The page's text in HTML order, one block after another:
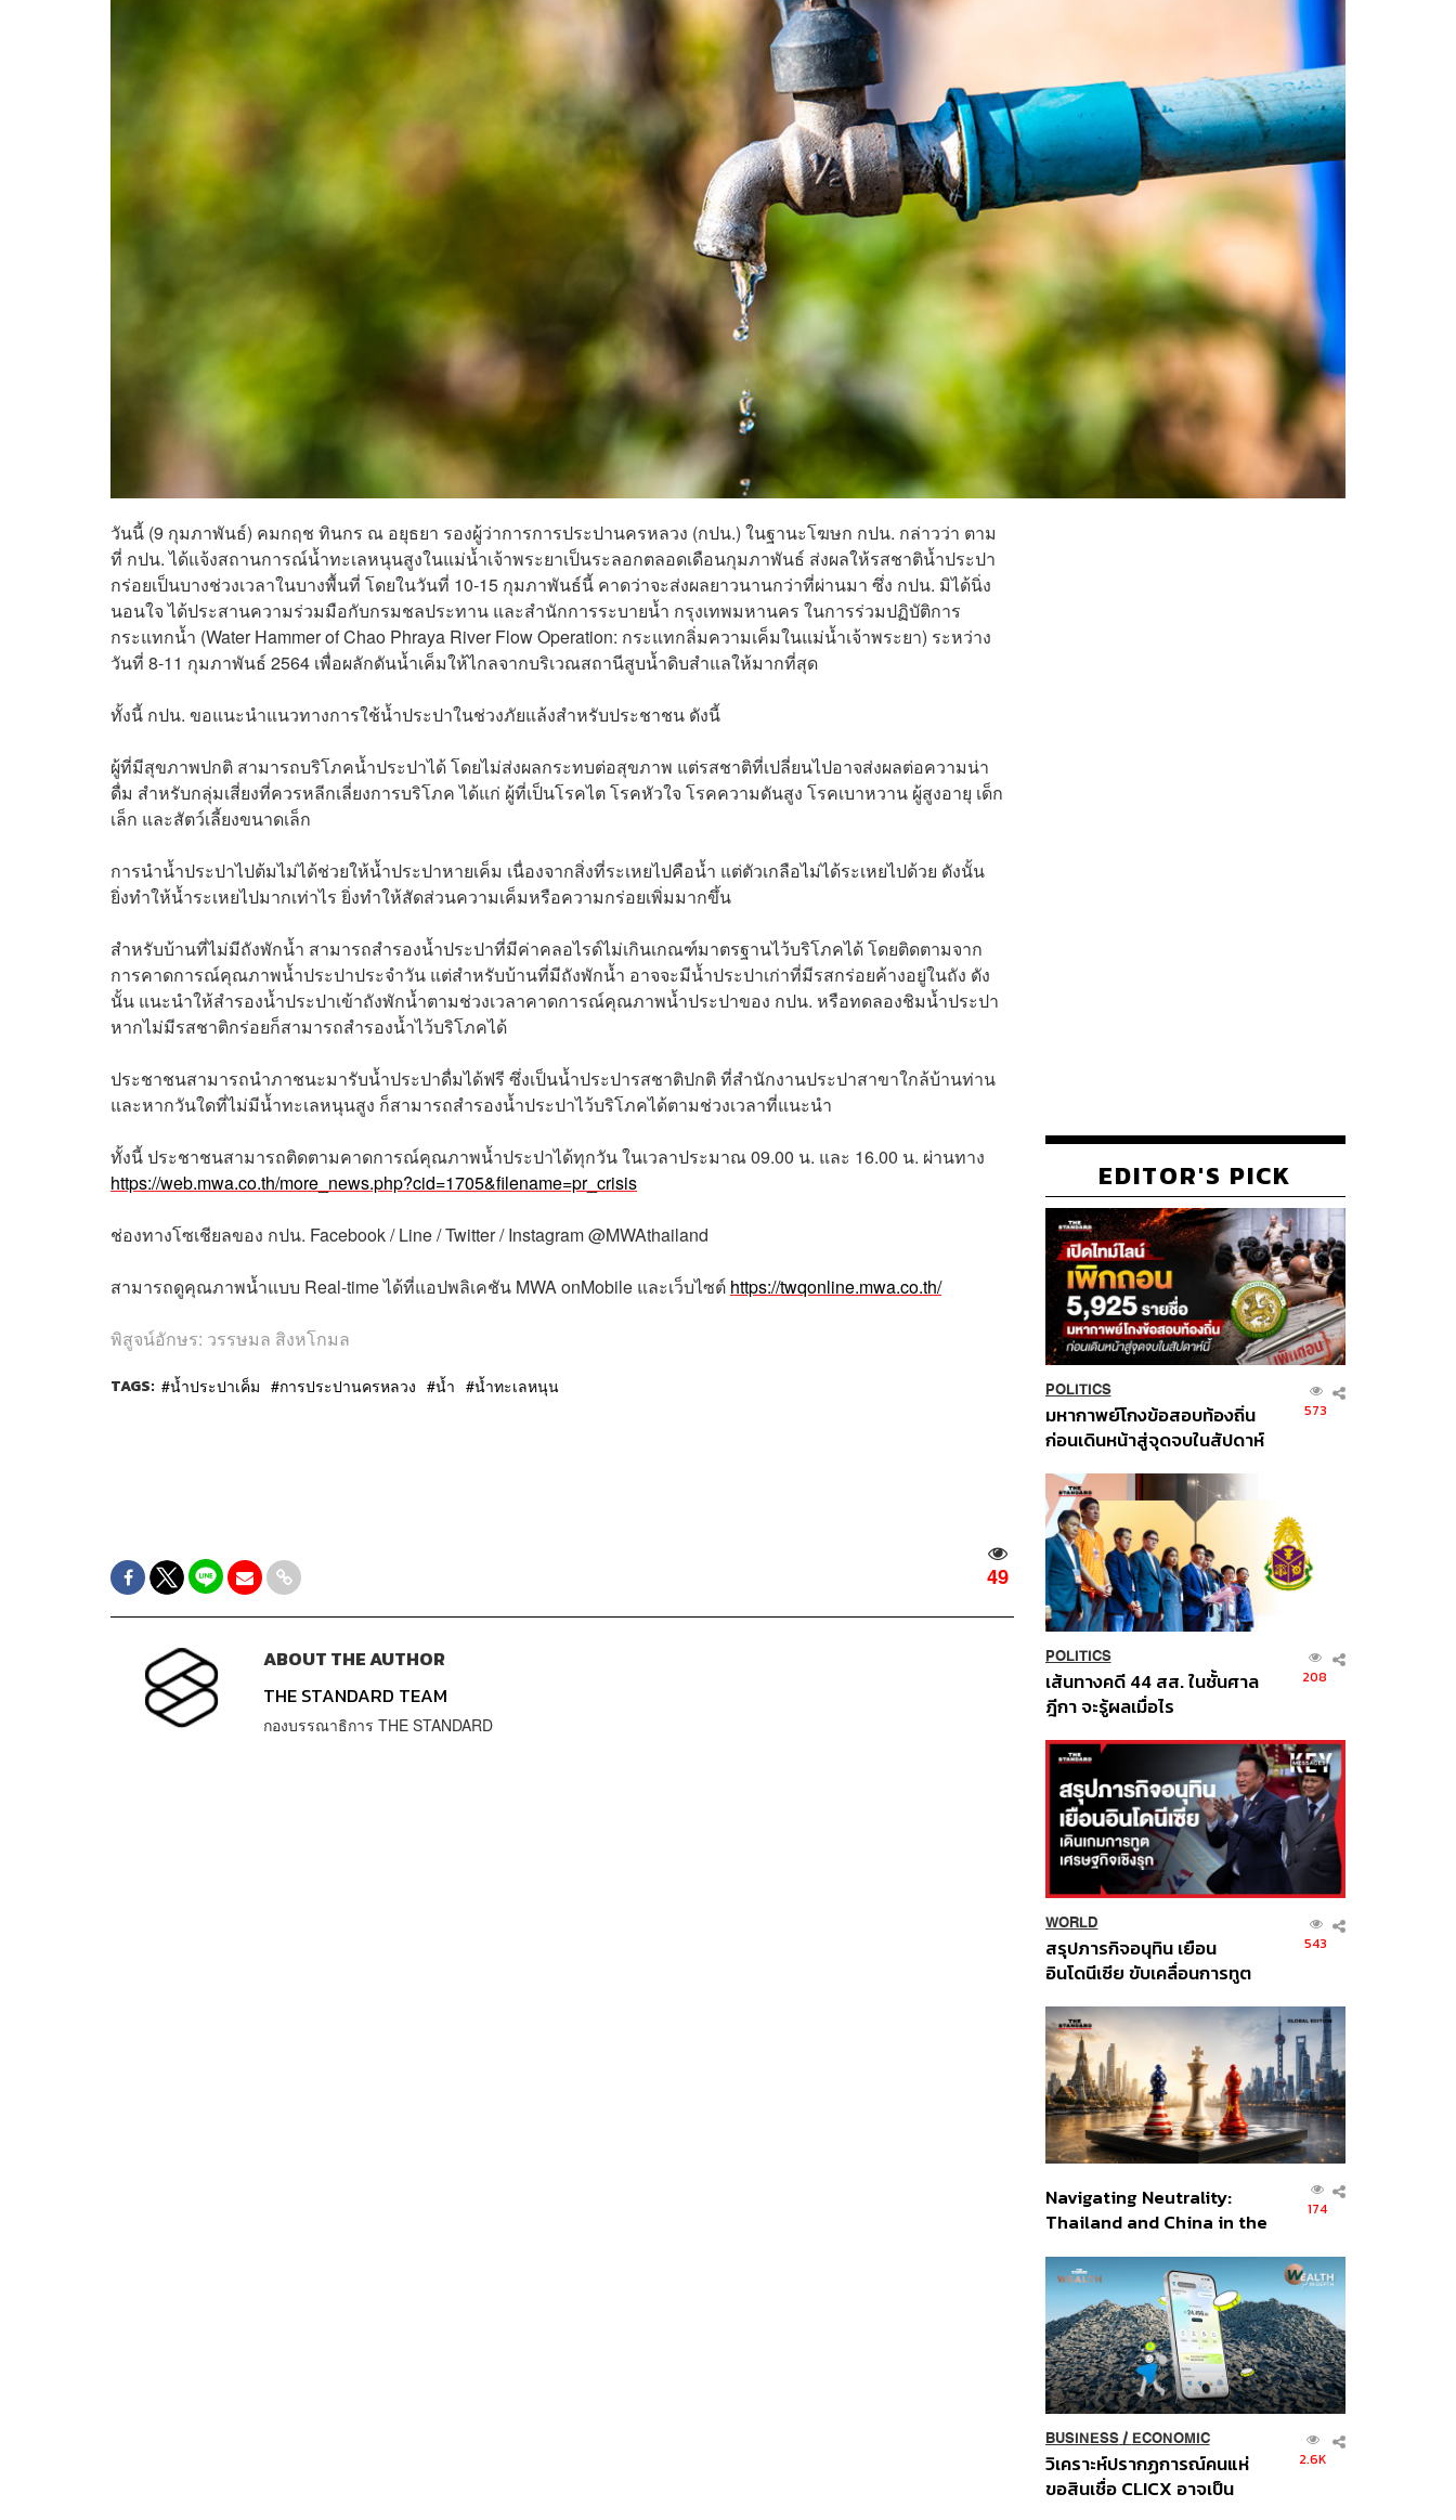
วันนี้ (9 กุมภาพันธ์) คมกฤช ทินกร ณ อยุธยา รองผู้ว่าการการประปานครหลวง (กปน.) ในฐานะโฆษก กปน. กล่าวว่า ตาม
ที่ กปน. ได้แจ้งสถานการณ์น้ำทะเลหนุนสูงในแม่น้ำเจ้าพระยาเป็นระลอกตลอดเดือนกุมภาพันธ์ ส่งผลให้รสชาติน้ำประปา
กร่อยเป็นบางช่วงเวลาในบางพื้นที่ โดยในวันที่ 10-15 กุมภาพันธ์นี้ คาดว่าจะส่งผลยาวนานกว่าที่ผ่านมา ซึ่ง กปน. มิได้นิ่ง
นอนใจ ได้ประสานความร่วมมือกับกรมชลประทาน และสำนักการระบายน้ำ กรุงเทพมหานคร ในการร่วมปฏิบัติการ
กระแทกน้ำ (Water Hammer of Chao Phraya River Flow Operation: กระแทกลิ่มความเค็มในแม่น้ำเจ้าพระยา) ระหว่าง
วันที่ 8-11 กุมภาพันธ์ 2564 เพื่อผลักดันน้ำเค็มให้ไกลจากบริเวณสถานีสูบน้ำดิบสำแลให้มากที่สุด
ทั้งนี้ กปน. ขอแนะนำแนวทางการใช้น้ำประปาในช่วงภัยแล้งสำหรับประชาชน ดังนี้
ผู้ที่มีสุขภาพปกติ สามารถบริโภคน้ำประปาได้ โดยไม่ส่งผลกระทบต่อสุขภาพ แต่รสชาติที่เปลี่ยนไปอาจส่งผลต่อความน่า
ดื่ม สำหรับกลุ่มเสี่ยงที่ควรหลีกเลี่ยงการบริโภค ได้แก่ ผู้ที่เป็นโรคไต โรคหัวใจ โรคความดันสูง โรคเบาหวาน ผู้สูงอายุ เด็ก
เล็ก และสัตว์เลี้ยงขนาดเล็ก
การนำน้ำประปาไปต้มไม่ได้ช่วยให้น้ำประปาหายเค็ม เนื่องจากสิ่งที่ระเหยไปคือน้ำ แต่ตัวเกลือไม่ได้ระเหยไปด้วย ดังนั้น
ยิ่งทำให้น้ำระเหยไปมากเท่าไร ยิ่งทำให้สัดส่วนความเค็มหรือความกร่อยเพิ่มมากขึ้น
สำหรับบ้านที่ไม่มีถังพักน้ำ สามารถสำรองน้ำประปาที่มีค่าคลอไรด์ไม่เกินเกณฑ์มาตรฐานไว้บริโภคได้ โดยติดตามจาก
การคาดการณ์คุณภาพน้ำประปาประจำวัน แต่สำหรับบ้านที่มีถังพักน้ำ อาจจะมีน้ำประปาเก่าที่มีรสกร่อยค้างอยู่ในถัง ดัง
นั้น แนะนำให้สำรองน้ำประปาเข้าถังพักน้ำตามช่วงเวลาคาดการณ์คุณภาพน้ำประปาของ กปน. หรือทดลองชิมน้ำประปา
หากไม่มีรสชาติกร่อยก็สามารถสำรองน้ำไว้บริโภคได้
ประชาชนสามารถนำภาชนะมารับน้ำประปาดื่มได้ฟรี ซึ่งเป็นน้ำประปารสชาติปกติ ที่สำนักงานประปาสาขาใกล้บ้านท่าน
และหากวันใดที่ไม่มีน้ำทะเลหนุนสูง ก็สามารถสำรองน้ำประปาไว้บริโภคได้ตามช่วงเวลาที่แนะนำ
ทั้งนี้ ประชาชนสามารถติดตามคาดการณ์คุณภาพน้ำประปาได้ทุกวัน ในเวลาประมาณ 09.00 น. และ 16.00 น. ผ่านทาง
https://web.mwa.co.th/more_news.php?cid=1705&filename=pr_crisis
ช่องทางโซเชียลของ กปน. Facebook / Line / Twitter / Instagram @MWAthailand
สามารถดูคุณภาพน้ำแบบ Real-time ได้ที่แอปพลิเคชัน MWA onMobile และเว็บไซต์ https://twqonline.mwa.co.th/
พิสูจน์อักษร: วรรษมล สิงหโกมล
TAGS: น้ำประปาเค็ม การประปานครหลวง น้ำ น้ำทะเลหนุน
49
ABOUT THE AUTHOR
THE STANDARD TEAM
กองบรรณาธิการ THE STANDARD
EDITOR'S PICK
POLITICS
มหากาพย์โกงข้อสอบท้องถิ่น
ก่อนเดินหน้าสู่จุดจบในสัปดาห์
573
POLITICS
เส้นทางคดี 44 สส. ในชั้นศาล
ฎีกา จะรู้ผลเมื่อไร
208
WORLD
สรุปภารกิจอนุทิน เยือน
อินโดนีเซีย ขับเคลื่อนการทูต
ส่วนยุทธศาสตร์ไทย –
อินโดนีเซีย
543
Navigating Neutrality:
Thailand and China in the
Order
174
BUSINESS/ ECONOMIC
วิเคราะห์ปรากฏการณ์คนแห่
ขอสินเชื่อ CLICX อาจเป็น
2.6K